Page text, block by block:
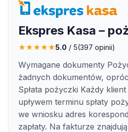
Ekspres Kasa –
★★★★★5.0 / 5(397 opinii)
Wymagane dokumenty
żadnych dokumentów,
Spłata pożyczki Każdy
upływem terminu spłaty
we wniosku adres
zapłaty. Na fakturze